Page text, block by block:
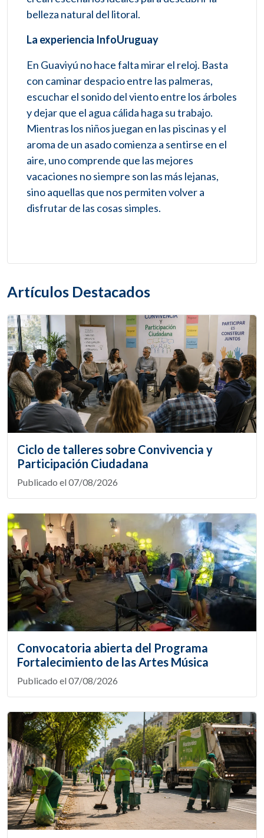
belleza natural del litoral.
La experiencia InfoUruguay
En Guaviyú no hace falta mirar el reloj. Basta
con caminar despacio entre las palmeras,
escuchar el sonido del viento entre los árboles
y dejar que el agua cálida haga su trabajo.
Mientras los niños juegan en las piscinas y el
aroma de un asado comienza a sentirse en el
aire, uno comprende que las mejores
vacaciones no siempre son las más lejanas,
sino aquellas que nos permiten volver a
disfrutar de las cosas simples.
Artículos Destacados
Ciclo de talleres sobre Convivencia y
Participación Ciudadana
Publicado el 07/08/2026
Convocatoria abierta del Programa
Fortalecimiento de las Artes Música
Publicado el 07/08/2026